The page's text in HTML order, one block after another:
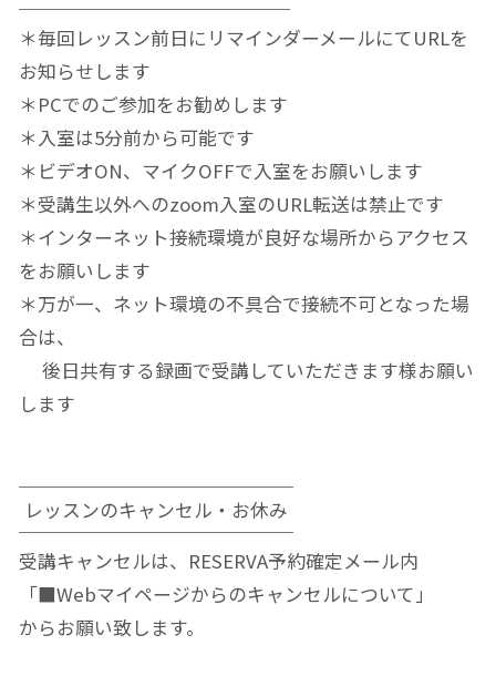
＊毎回レッスン前日にリマインダーメールにてURLを
お知らせします
＊PCでのご参加をお勧めします
＊入室は5分前から可能です
＊ビデオON、マイクOFFで入室をお願いします
＊受講生以外へのzoom入室のURL転送は禁止です
＊インターネット接続環境が良好な場所からアクセス
をお願いします
＊万が一、ネット環境の不具合で接続不可となった場
合は、
後日共有する録画で受講していただきます様お願い
します
レッスンのキャンセル・お休み
受講キャンセルは、RESERVA予約確定メール内
「■Webマイページからのキャンセルについて」
からお願い致します。